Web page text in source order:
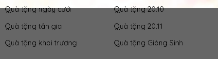
Quà tặng ngày cưới
Quà tặng tân gia
Quà tặng khai trương
Quà tặng 20.10
Quà tặng 20.11
Quà tặng Giáng Sinh